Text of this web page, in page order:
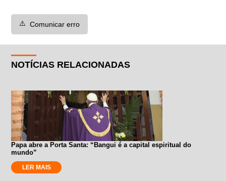
⚠️ Comunicar erro
NOTÍCIAS RELACIONADAS
Papa abre a Porta Santa: “Bangui é a capital espiritual do
mundo”
LER MAIS